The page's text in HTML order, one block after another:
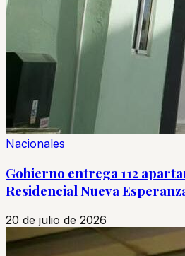
Nacionales
Gobierno entrega 112
Residencial Nueva
20 de julio de 2026